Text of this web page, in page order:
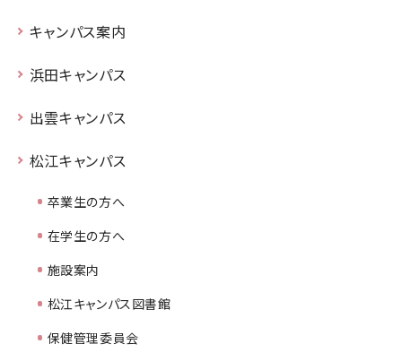
キャンパス案内
浜田キャンパス
出雲キャンパス
松江キャンパス
卒業生の方へ
在学生の方へ
施設案内
松江キャンパス図書館
保健管理委員会